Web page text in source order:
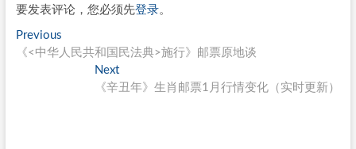
要发表评论，您必须先登录。
文
章
PreviousPrevious
post:
《<中华人民共和国民法典>施行》邮票原地谈
NextNext
post:
《辛丑年》生肖邮票1月行情变化（实时更新）